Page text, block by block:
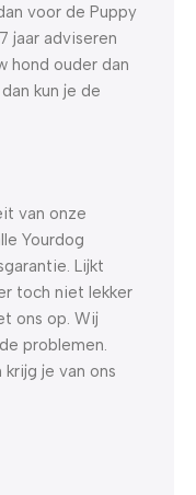
voor de Puppy
jaar adviseren
hond ouder dan
kun je de
van onze
Yourdog
Lijkt
toch niet lekker
ons op. Wij
problemen.
je van ons